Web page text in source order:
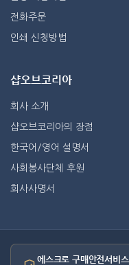
전화주문
인쇄 신청방법
샵오브코리아
회사 소개
샵오브코리아의 장점
한국어/영어 설명서
사회봉사단체 후원
회사사명서
에스크로 구매안전서비스